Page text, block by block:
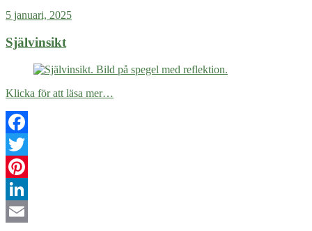
5 januari, 2025
Självinsikt
Klicka för att läsa mer…
Facebook
Twitter
Pinterest
LinkedIn